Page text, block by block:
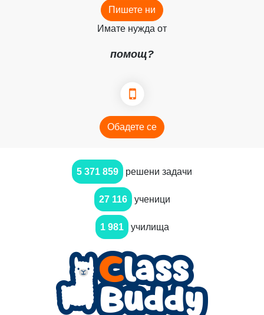
Пишете ни
Имате нужда от
помощ?
Обадете се
5 371 859 решени задачи
27 116 ученици
1 981 училища